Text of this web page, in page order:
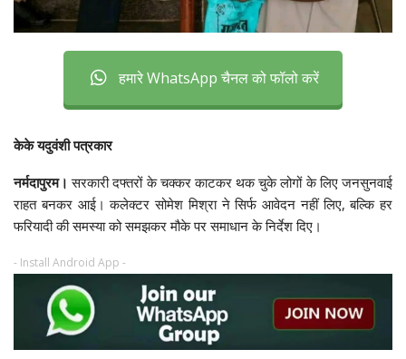
हमारे WhatsApp चैनल को फॉलो करें
केके यदुवंशी पत्रकार
नर्मदापुरम। सरकारी दफ्तरों के चक्कर काटकर थक चुके लोगों के लिए जनसुनवाई
राहत बनकर आई। कलेक्टर सोमेश मिश्रा ने सिर्फ आवेदन नहीं लिए, बल्कि हर
फरियादी की समस्या को समझकर मौके पर समाधान के निर्देश दिए।
- Install Android App -